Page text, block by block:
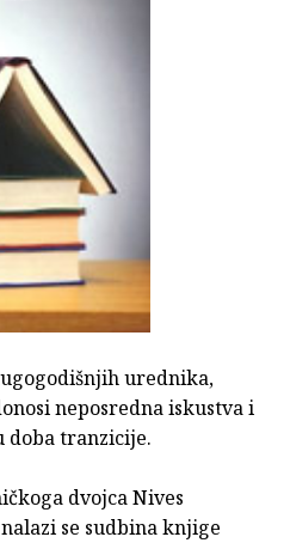
urednika,
neposredna iskustva i
doba tranzicije.
dvojca Nives
se sudbina knjige